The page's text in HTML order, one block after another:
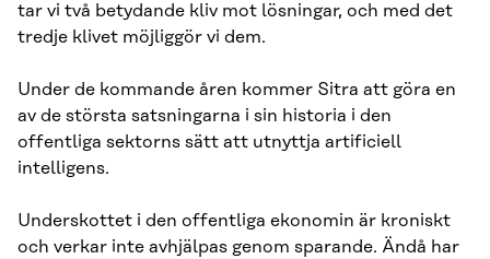
tar vi två betydande kliv mot lösningar, och med det
tredje klivet möjliggör vi dem.
Under de kommande åren kommer Sitra att göra en
av de största satsningarna i sin historia i den
offentliga sektorns sätt att utnyttja artificiell
intelligens.
Underskottet i den offentliga ekonomin är kroniskt
och verkar inte avhjälpas genom sparande. Ändå har